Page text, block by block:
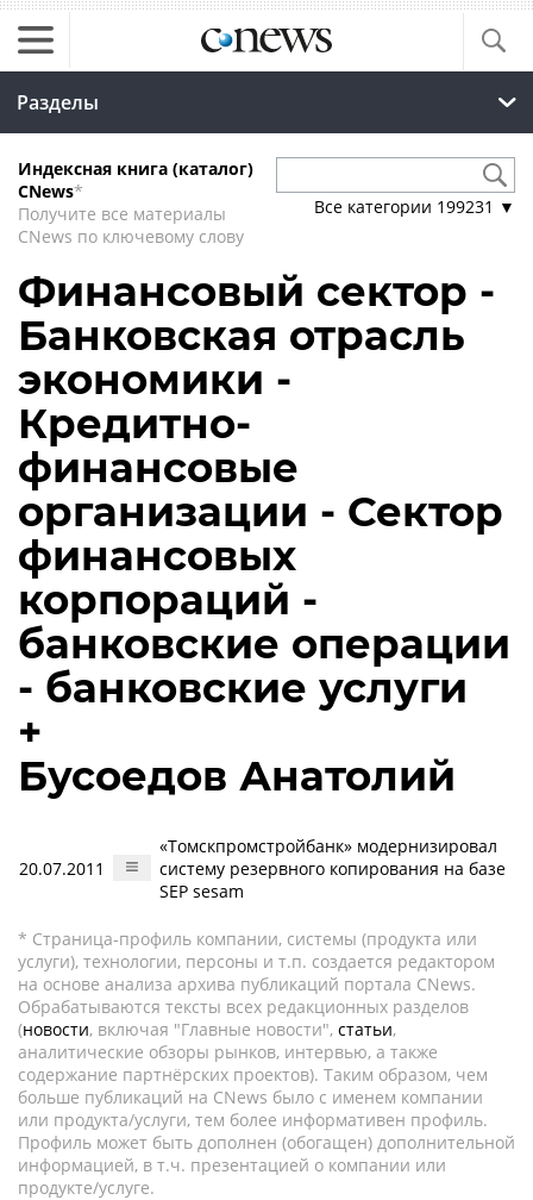
Разделы
Индексная книга (каталог)
CNews*
Получите все материалы
CNews по ключевому слову
Все категории 199231 ▼
Финансовый сектор -
Банковская отрасль
экономики -
Кредитно-
финансовые
организации - Сектор
финансовых
корпораций -
банковские операции
- банковские услуги
+
Бусоедов Анатолий
20.07.2011
«Томскпромстройбанк» модернизировал
систему резервного копирования на базе
SEP sesam
* Страница-профиль компании, системы (продукта или
услуги), технологии, персоны и т.п. создается редактором
на основе анализа архива публикаций портала CNews.
Обрабатываются тексты всех редакционных разделов
(новости, включая "Главные новости", статьи,
аналитические обзоры рынков, интервью, а также
содержание партнёрских проектов). Таким образом, чем
больше публикаций на CNews было с именем компании
или продукта/услуги, тем более информативен профиль.
Профиль может быть дополнен (обогащен) дополнительной
информацией, в т.ч. презентацией о компании или
продукте/услуге.